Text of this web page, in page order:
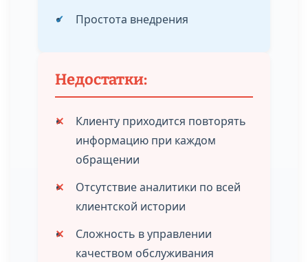
✓
Простота внедрения
Недостатки:
⨯
Клиенту приходится повторять
информацию при каждом
обращении
⨯
Отсутствие аналитики по всей
клиентской истории
⨯
Сложность в управлении
качеством обслуживания